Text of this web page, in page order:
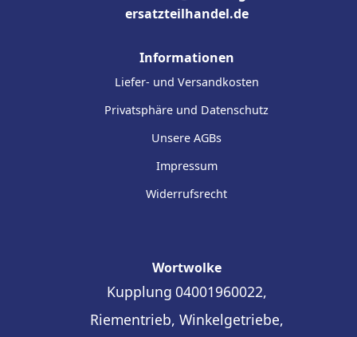
ersatzteilhandel.de
Informationen
Liefer- und Versandkosten
Privatsphäre und Datenschutz
Unsere AGBs
Impressum
Widerrufsrecht
Wortwolke
Kupplung 04001960022,
Riementrieb, Winkelgetriebe,